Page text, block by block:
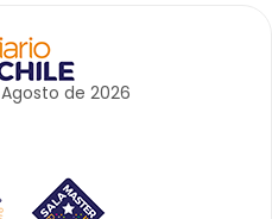
Agosto de 2026